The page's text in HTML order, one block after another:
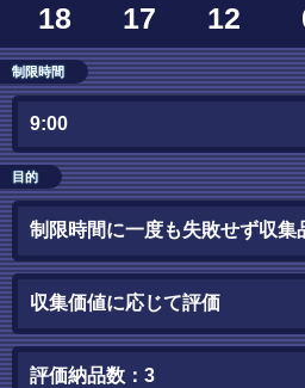
18 17 12
制限時間
9:00
目的
制限時間に一度も失敗せず収集
収集価値に応じて評価
評価納品数：3